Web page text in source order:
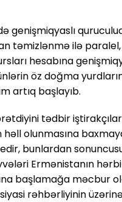
təmizlənmə ilə
hesabına
öz doğma
artıq başlayıb.
tədbir
həll olunmasına
bunlardan
Ermənistanın hərbi
başlamağa məcbur
rəhbərliyinin